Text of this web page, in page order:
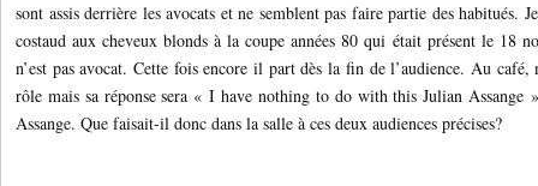
sont assis derrière les avocats et ne semblent pas faire partie des habitués.
costaud aux cheveux blonds à la coupe années 80 qui était présent le 18
n’est pas avocat. Cette fois encore il part dès la fin de l’audience. Au café,
rôle mais sa réponse sera « I have nothing to do with this Julian Assange
Assange. Que faisait-il donc dans la salle à ces deux audiences précises?